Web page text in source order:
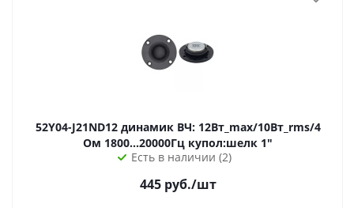
52Y04-J21ND12 динамик ВЧ: 12Вт_max/10Вт_rms/4
Ом 1800...20000Гц купол:шелк 1"
Есть в наличии (2)
445руб./шт